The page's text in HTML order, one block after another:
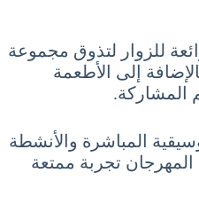
للزوار لتذوق مجموعة
إلى الأطعمة
المشاركة.
المباشرة والأنشطة
المهرجان تجربة ممتعة